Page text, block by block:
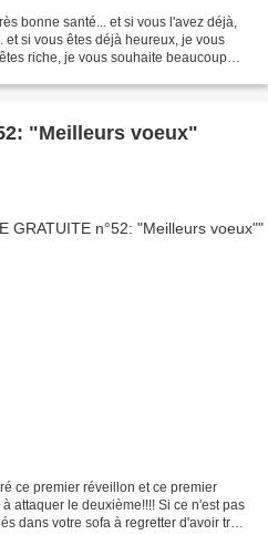
bonne santé... et si vous l'avez déjà,
si vous êtes déjà heureux, je vous
riche, je vous souhaite beaucoup
"Meilleurs voeux"
ce premier réveillon et ce premier
attaquer le deuxième!!!! Si ce n'est pas
dans votre sofa à regretter d'avoir trop